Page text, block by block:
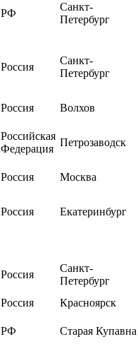
РФ
Санкт-
Петербург
Россия
Санкт-
Петербург
Россия Волхов
Российская
Федерация
Петрозаводск
Россия Москва
Россия Екатеринбург
Россия
Санкт-
Петербург
Россия
Красноярск
РФ Старая Купавна